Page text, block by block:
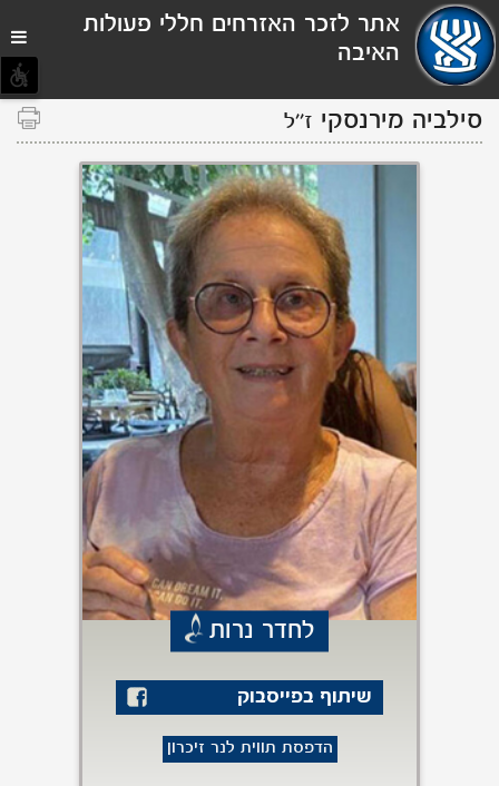
תפריט
נגישות
אתר לזכר האזרחים חללי פעולות
האיבה
סילביה מירנסקי ז''ל
לחדר נרות
שיתוף בפייסבוק
הדפסת תווית לנר זיכרון